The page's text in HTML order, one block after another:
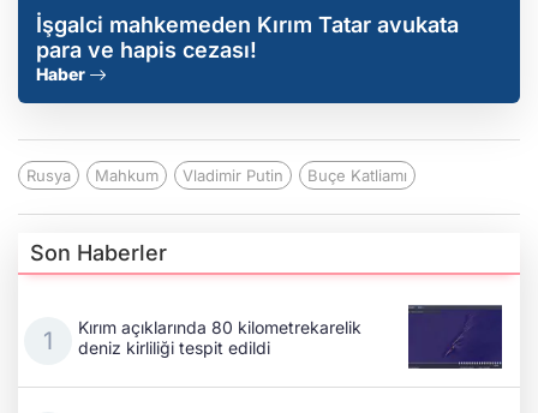
İşgalci mahkemeden Kırım Tatar avukata
para ve hapis cezası!
Haber
Rusya Mahkum Vladimir Putin Buçe Katliamı
Son Haberler
Kırım açıklarında 80 kilometrekarelik
deniz kirliliği tespit edildi